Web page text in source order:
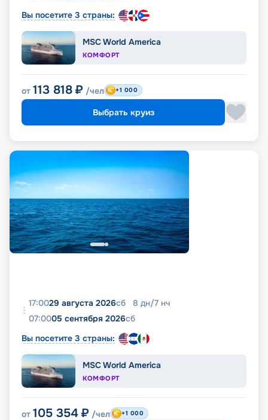
Вы посетите 3 страны:
MSC World America
КОМФОРТ
от 113 818 ₽ /чел +1 000
Выбрать круиз
17:0029 августа 2026сб 8 дн/7 нч
07:0005 сентября 2026сб
Вы посетите 3 страны:
MSC World America
КОМФОРТ
от 105 354 ₽ /чел +1 000